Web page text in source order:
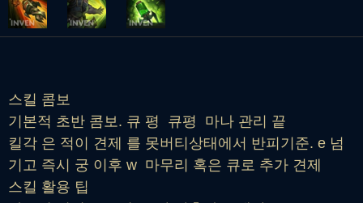
스킬 콤보
기본적 초반 콤보. 큐 평 큐평 마나 관리 끝
킬각 은 적이 견제 를 못버티상태에서 반피기준. e 넘
기고 즉시 궁 이후 w 마무리 혹은 큐로 추가 견제
스킬 활용 팁